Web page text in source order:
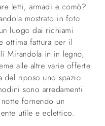
letti, armadi e comò?
mostrato in foto
luogo dai richiami
ottima fattura per il
Mirandola in in legno,
alle altre varie offerte
del riposo uno spazio
sono arredamenti
fornendo un
utile e eclettico.